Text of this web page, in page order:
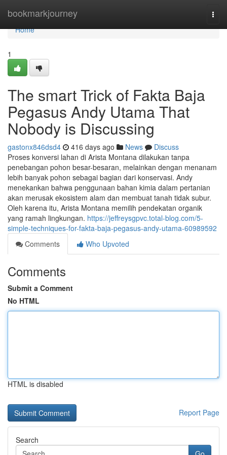
bookmarkjourney
Home
Home
1
The smart Trick of Fakta Baja
Pegasus Andy Utama That
Nobody is Discussing
gastonx846dsd4 416 days ago News
Discuss
Proses konversi lahan di Arista Montana dilakukan tanpa
penebangan pohon besar-besaran, melainkan dengan menanam
lebih banyak pohon sebagai bagian dari konservasi. Andy
menekankan bahwa penggunaan bahan kimia dalam pertanian
akan merusak ekosistem alam dan membuat tanah tidak subur.
Oleh karena itu, Arista Montana memilih pendekatan organik
yang ramah lingkungan. https://jeffreysgpvc.total-blog.com/5-
simple-techniques-for-fakta-baja-pegasus-andy-utama-60989592
Comments
Who Upvoted
Comments
Submit a Comment
No HTML
HTML is disabled
Report Page
Search